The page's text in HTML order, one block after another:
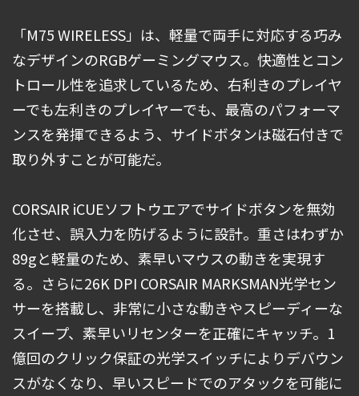
「M75 WIRELESS」は、軽量で両手に対応する巧み
なデザインのRGBゲーミングマウス。快適性とコン
トロール性を追求しているため、右利きのプレイヤ
ーでも左利きのプレイヤーでも、最高のパフォーマ
ンスを発揮できるよう、サイドボタンは磁石付きで
取り外すことが可能だ。
CORSAIR iCUEソフトウエアでサイドボタンを無効
化させ、誤入力を防げるように設計。重さはわずか
89gと軽量のため、素早いマウスの動きを実現す
る。さらに26K DPI CORSAIR MARKSMAN光学セン
サーを搭載し、非常に小さな動きやスピーディーな
スイープ、素早いリセンターを正確にキャッチ。1
億回のクリック保証の光学スイッチによりデバウン
スがなくなり、早いスピードでのアタックを可能に